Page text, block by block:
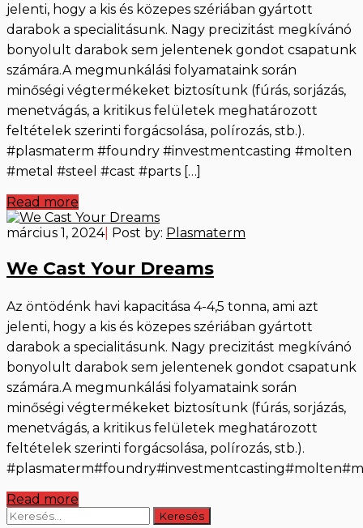
jelenti, hogy a kis és közepes szériában gyártott
darabok a specialitásunk. Nagy precizitást megkívánó
bonyolult darabok sem jelentenek gondot csapatunk
számára.A megmunkálási folyamataink során
minőségi végtermékeket biztosítunk (fúrás, sorjázás,
menetvágás, a kritikus felületek meghatározott
feltételek szerinti forgácsolása, polírozás, stb.).
#plasmaterm #foundry #investmentcasting #molten
#metal #steel #cast #parts […]
Read more
március 1, 2024| Post by: Plasmaterm
We Cast Your Dreams
Az öntödénk havi kapacitása 4-4,5 tonna, ami azt
jelenti, hogy a kis és közepes szériában gyártott
darabok a specialitásunk. Nagy precizitást megkívánó
bonyolult darabok sem jelentenek gondot csapatunk
számára.A megmunkálási folyamataink során
minőségi végtermékeket biztosítunk (fúrás, sorjázás,
menetvágás, a kritikus felületek meghatározott
feltételek szerinti forgácsolása, polírozás, stb.).
Read more
Keresés: